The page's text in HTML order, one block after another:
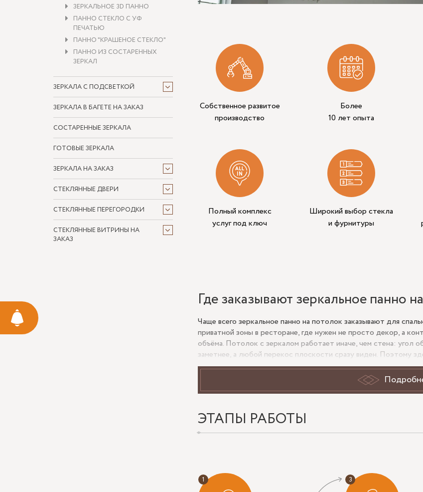
ЗЕРКАЛЬНОЕ 3D ПАННО
ПАННО СТЕКЛО С УФ
ПЕЧАТЬЮ
ПАННО "КРАШЕНОЕ СТЕКЛО"
ПАННО ИЗ СОСТАРЕННЫХ
ЗЕРКАЛ
ЗЕРКАЛА С ПОДСВЕТКОЙ
ЗЕРКАЛА В БАГЕТЕ НА ЗАКАЗ
СОСТАРЕННЫЕ ЗЕРКАЛА
ГОТОВЫЕ ЗЕРКАЛА
ЗЕРКАЛА НА ЗАКАЗ
СТЕКЛЯННЫЕ ДВЕРИ
СТЕКЛЯННЫЕ ПЕРЕГОРОДКИ
СТЕКЛЯННЫЕ ВИТРИНЫ НА
ЗАКАЗ
Собственное развитое
производство
Более
10 лет опыта
Полный комплекс
услуг под ключ
Широкий выбор стекла
и фурнитуры
Где заказывают зеркальное панно
Чаще всего зеркальное панно на потолок заказывают для
приватной зоны в ресторане, где нужен не просто декор, а
объёма. Потолок с зеркалом работает иначе, чем стена: угол
заметнее, а любой перекос плоскости сразу виден. Поэтому
высоту, тип основания, сценарий света и только потом
Если помещение низкое, зеркальный потолок часто собирают
проще компенсировать геометрию и безопаснее выполнить
Что нужно проверить перед
слабый каркас или старое покрытие, зеркало на потолок
ЭТАПЫ РАБОТЫ